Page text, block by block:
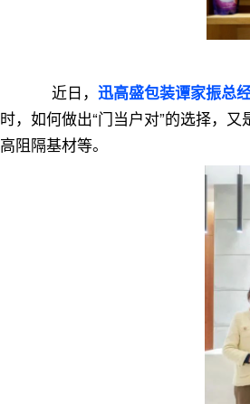
近日， 迅高盛包装谭家振总
时，如何做出“门当户对”的选择，
高阻隔基材等。